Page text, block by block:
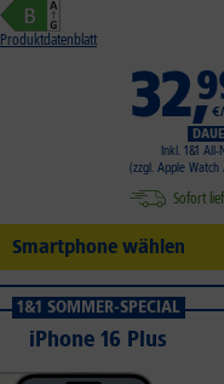
Produktdatenblatt
32,
Inkl. 1&1 All-
(zzgl. Apple Watch
Sofort
Smartphone wählen
1&1 SOMMER-SPECIAL
iPhone 16 Plus